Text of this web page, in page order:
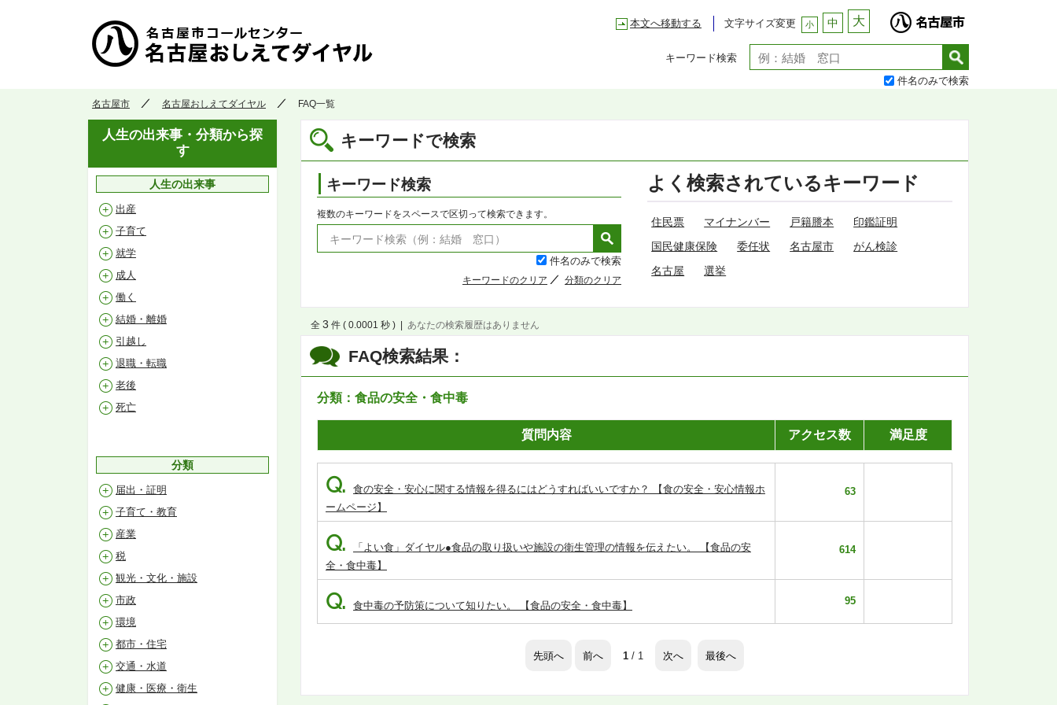
本文へ移動する 文字サイズ変更 小 中 大
キーワード検索
件名のみで検索
名古屋市 名古屋おしえてダイヤル FAQ一覧
キーワードで検索
キーワード検索
複数のキーワードをスペースで区切って検索できます。
件名のみで検索
キーワードのクリア 分類のクリア
よく検索されているキーワード
住民票 マイナンバー 戸籍謄本
印鑑証明
国民健康保険
委任状 名古屋市
がん検診
名古屋
選挙
FAQ検索結果：
分類：食品の安全・食中毒
全 3 件 ( 0.0001 秒 ) あなたの検索履歴はありません
質問内容 アクセス数 満足度
Q.
食の安全・安心に関する情報を得るにはどうすればいいですか？ 【食の安全・安心情報ホ
ームページ】
63
Q.
「よい食」ダイヤル●食品の取り扱いや施設の衛生管理の情報を伝えたい。 【食品の安
全・食中毒】
614
Q. 食中毒の予防策について知りたい。 【食品の安全・食中毒】 95
先頭へ 前へ 1 / 1 次へ 最後へ
人生の出来事・分類から探
す
人生の出来事
出産
子育て
就学
成人
働く
結婚・離婚
引越し
退職・転職
老後
死亡
分類
届出・証明
子育て・教育
産業
税
観光・文化・施設
市政
環境
都市・住宅
交通・水道
健康・医療・衛生